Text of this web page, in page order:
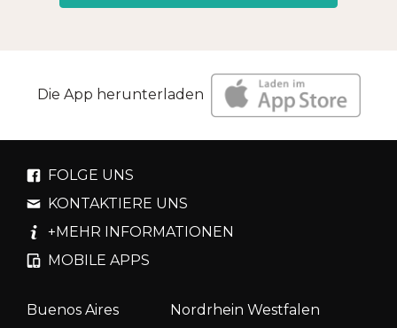
Die App herunterladen
FOLGE UNS
KONTAKTIERE UNS
+MEHR INFORMATIONEN
MOBILE APPS
Buenos Aires
Nordrhein Westfalen